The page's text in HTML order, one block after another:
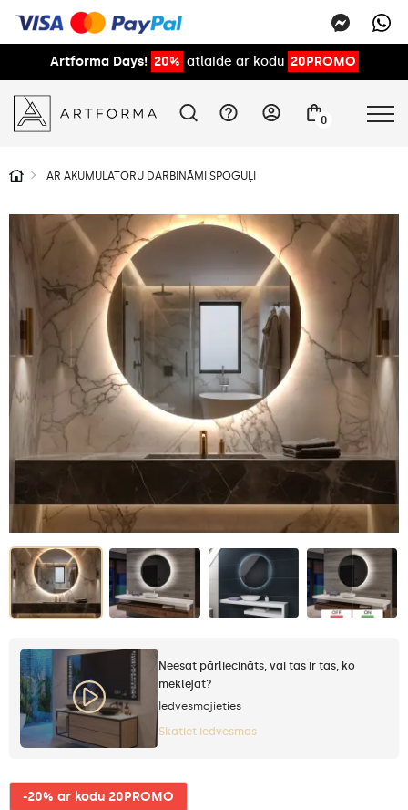
Artforma Days! 20% atlaide ar kodu 20PROMO
0
AR AKUMULATORU DARBINĀMI SPOGUĻI
Neesat pārliecināts, vai tas ir tas, ko
meklējat?
Iedvesmojieties
Skatiet iedvesmas
-20% ar kodu 20PROMO